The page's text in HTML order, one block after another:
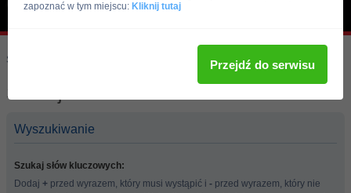
Skocz do:
Szukaj
Wyszukiwanie
Szukaj słów kluczowych:
Dodaj + przed wyrazem, który musi wystąpić i - przed wyrazem, który nie
zapoznać w tym miejscu: Kliknij tutaj
Przejdź do serwisu